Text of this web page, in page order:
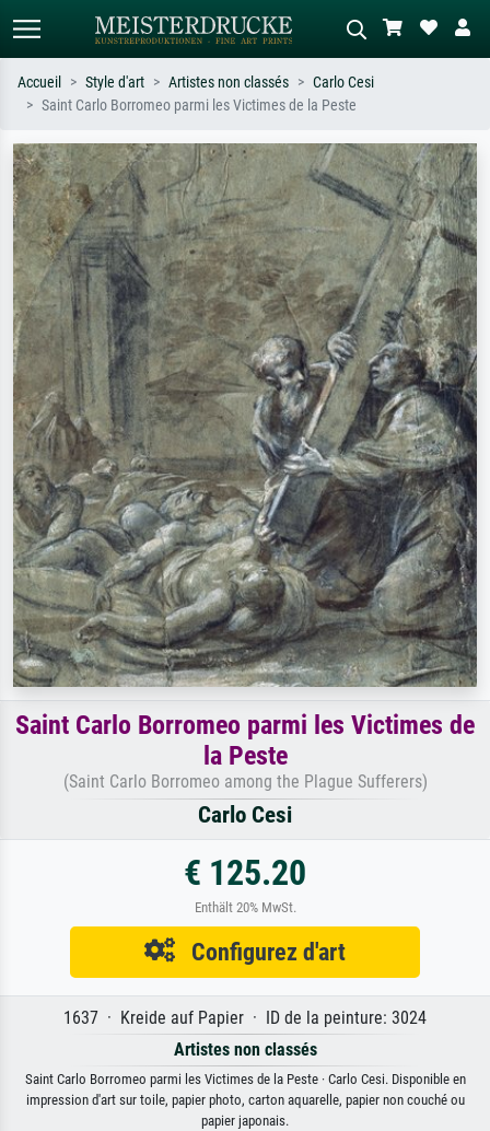
Recherchez par artiste, titre ou style –
ex. Monet, Nuit étoilée,
impressionnisme, vague de Hokusai,
nu.
Décrivez la scène – ex. prairie verte,
abstrait avec beaucoup de rouge,
tableau sombre, nu debout près d'un
arbre.
Accueil Style d'art Artistes non classés
Carlo Cesi
Saint Carlo Borromeo parmi les Victimes de la Peste
Saint Carlo Borromeo parmi les Victimes de
la Peste
(Saint Carlo Borromeo among the Plague Sufferers)
Carlo Cesi
€ 125.20
Enthält 20% MwSt.
Configurez d'art
1637 · Kreide auf Papier · ID de la peinture: 3024
Artistes non classés
Saint Carlo Borromeo parmi les Victimes de la Peste · Carlo Cesi. Disponible en
impression d'art sur toile, papier photo, carton aquarelle, papier non couché ou
papier japonais.